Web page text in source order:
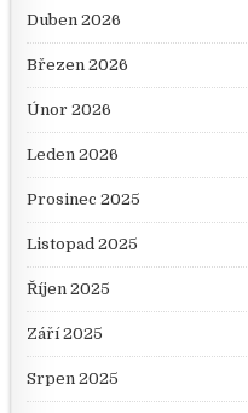
Duben 2026
Březen 2026
Únor 2026
Leden 2026
Prosinec 2025
Listopad 2025
Říjen 2025
Září 2025
Srpen 2025